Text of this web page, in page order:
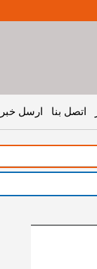
اتصل بنا ارسل